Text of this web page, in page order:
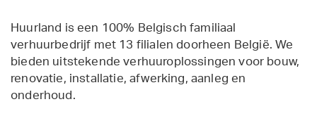
Huurland is een 100% Belgisch familiaal
verhuurbedrijf met 13 filialen doorheen België. We
bieden uitstekende verhuuroplossingen voor bouw,
renovatie, installatie, afwerking, aanleg en
onderhoud.